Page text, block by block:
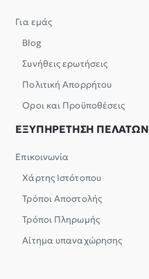
Για εμάς
Blog
Συνήθεις ερωτήσεις
Πολιτική Απορρήτου
Όροι και Προϋποθέσεις
ΕΞΥΠΗΡΕΤΗΣΗ ΠΕΛΑΤΩΝ
Επικοινωνία
Χάρτης Ιστότοπου
Τρόποι Αποστολής
Τρόποι Πληρωμής
Αίτημα υπαναχώρησης